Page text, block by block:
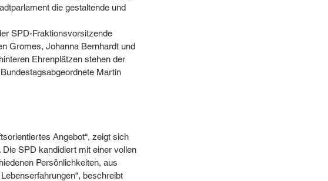
die gestaltende und
SPD-Fraktionsvorsitzende
Gromes, Johanna Bernhardt und
Ehrenplätzen stehen der
Martin
Angebot“, zeigt sich
SPD kandidiert mit einer vollen
Persönlichkeiten, aus
beschreibt